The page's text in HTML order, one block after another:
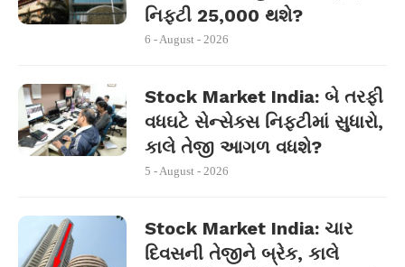
નિફ્ટી 25,000 થશે?
6 - August - 2026
Stock Market India: બે તરફી
વધઘટે સેન્સેક્સ નિફ્ટીમાં સુધારો,
કાલે તેજી આગળ વધશે?
5 - August - 2026
Stock Market India: ચાર
દિવસની તેજીને બ્રેક, કાલે